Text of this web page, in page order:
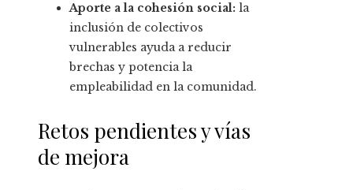
Aporte a la cohesión social: la
inclusión de colectivos
vulnerables ayuda a reducir
brechas y potencia la
empleabilidad en la comunidad.
Retos pendientes y vías
de mejora